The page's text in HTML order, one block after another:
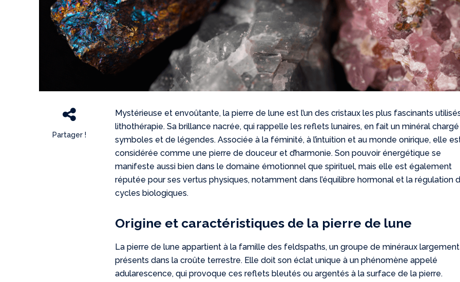
Partager !
Mystérieuse et envoûtante, la pierre de lune est l’un des cristaux les plus fascinants
lithothérapie. Sa brillance nacrée, qui rappelle les reflets lunaires, en fait un minéral
symboles et de légendes. Associée à la féminité, à l’intuition et au monde onirique, elle
considérée comme une pierre de douceur et d’harmonie. Son pouvoir énergétique se
manifeste aussi bien dans le domaine émotionnel que spirituel, mais elle est également
réputée pour ses vertus physiques, notamment dans l’équilibre hormonal et la régulation
cycles biologiques.
Origine et caractéristiques de la pierre de lune
La pierre de lune appartient à la famille des feldspaths, un groupe de minéraux largement
présents dans la croûte terrestre. Elle doit son éclat unique à un phénomène appelé
adularescence, qui provoque ces reflets bleutés ou argentés à la surface de la pierre.